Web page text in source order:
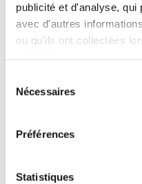
publicité et d'analyse,
avec d'autres
ou qu'ils ont collectées
Nécessaires
Préférences
Statistiques
Auteurs
Kirschenbaum, Joanna
Holger Moch, Claire